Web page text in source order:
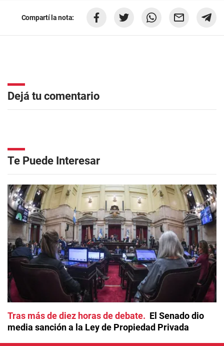
Compartí la nota:
Dejá tu comentario
Te Puede Interesar
Tras más de diez horas de debate
El Senado dio
media sanción a la Ley de Propiedad Privada